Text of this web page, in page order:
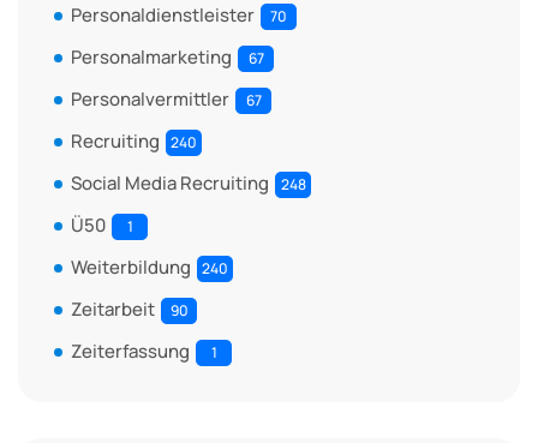
Personaldienstleister 70
Personalmarketing 67
Personalvermittler 67
Recruiting 240
Social Media Recruiting 248
Ü50 1
Weiterbildung 240
Zeitarbeit 90
Zeiterfassung 1